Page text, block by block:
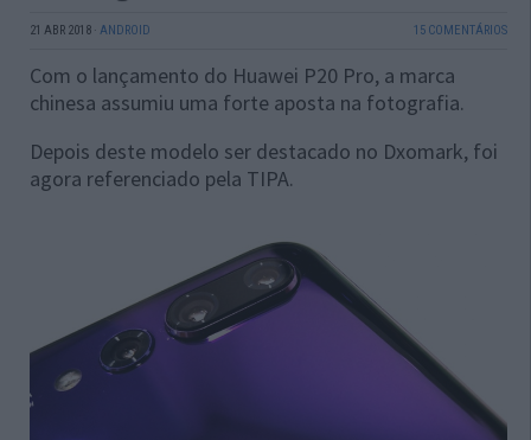
21 ABR 2018 · ANDROID 15 COMENTÁRIOS
Com o lançamento do Huawei P20 Pro, a marca
chinesa assumiu uma forte aposta na fotografia.
Depois deste modelo ser destacado no Dxomark, foi
agora referenciado pela TIPA.